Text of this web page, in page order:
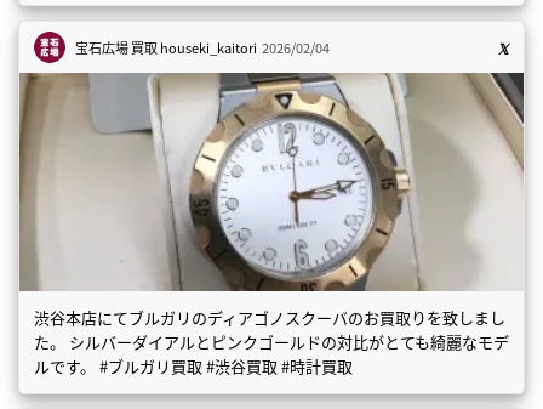
宝石広場 買取houseki_kaitori 2026/02/04
渋谷本店にてブルガリのディアゴノスクーバのお買取りを致しまし
た。 シルバーダイアルとピンクゴールドの対比がとても綺麗なモデ
ルです。 #ブルガリ買取 #渋谷買取 #時計買取